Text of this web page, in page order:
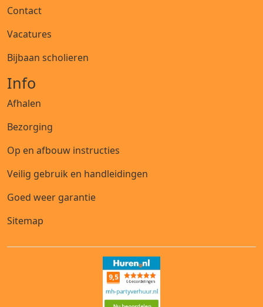
Contact
Vacatures
Bijbaan scholieren
Info
Afhalen
Bezorging
Op en afbouw instructies
Veilig gebruik en handleidingen
Goed weer garantie
Sitemap